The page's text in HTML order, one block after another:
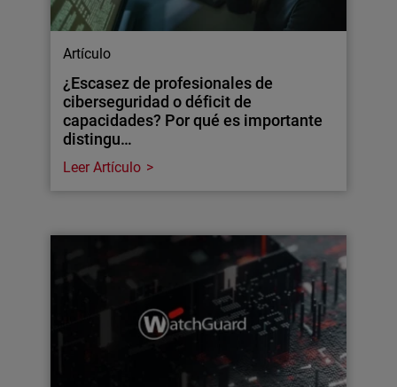
Artículo
¿Escasez de profesionales de
ciberseguridad o déficit de
capacidades? Por qué es importante
distingu…
Leer Artículo